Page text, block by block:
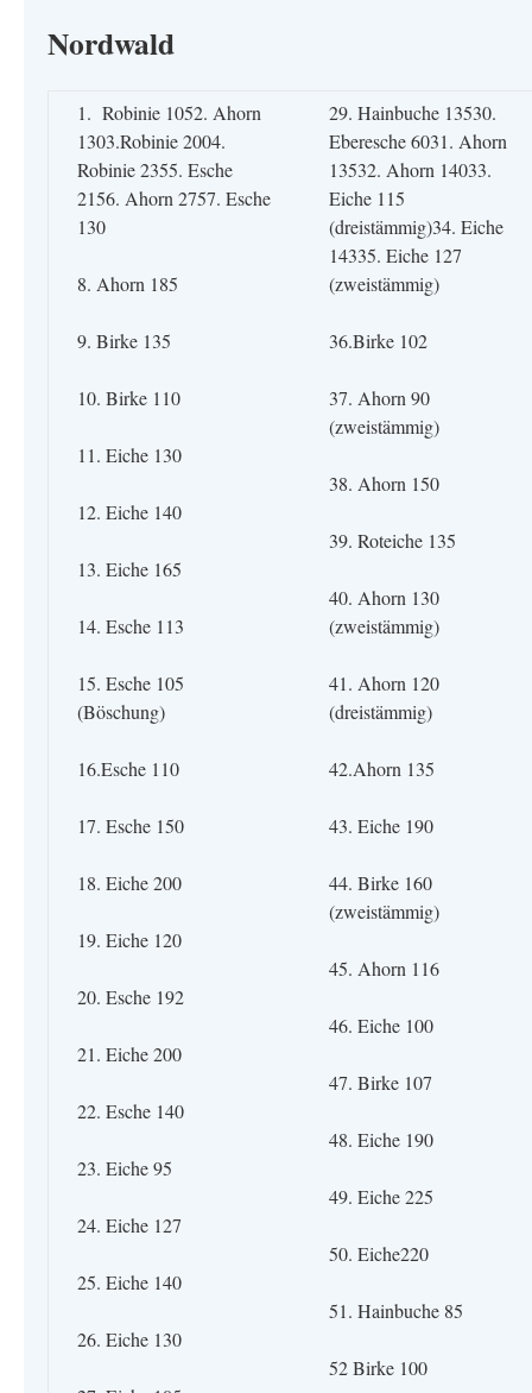
Nordwald
1. Robinie 1052. Ahorn
1303.Robinie 2004.
Robinie 2355. Esche
2156. Ahorn 2757. Esche
130
8. Ahorn 185
9. Birke 135
10. Birke 110
11. Eiche 130
12. Eiche 140
13. Eiche 165
14. Esche 113
15. Esche 105
(Böschung)
16.Esche 110
17. Esche 150
18. Eiche 200
19. Eiche 120
20. Esche 192
21. Eiche 200
22. Esche 140
23. Eiche 95
24. Eiche 127
25. Eiche 140
26. Eiche 130
29. Hainbuche 13530.
Eberesche 6031. Ahorn
13532. Ahorn 14033.
Eiche 115
(dreistämmig)34. Eiche
14335. Eiche 127
(zweistämmig)
36.Birke 102
37. Ahorn 90
(zweistämmig)
38. Ahorn 150
39. Roteiche 135
40. Ahorn 130
(zweistämmig)
41. Ahorn 120
(dreistämmig)
42.Ahorn 135
43. Eiche 190
44. Birke 160
(zweistämmig)
45. Ahorn 116
46. Eiche 100
47. Birke 107
48. Eiche 190
49. Eiche 225
50. Eiche220
51. Hainbuche 85
52 Birke 100